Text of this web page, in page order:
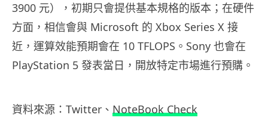
3900 元），初期只會提供基本規格的版本；在硬件
方面，相信會與 Microsoft 的 Xbox Series X 接
近，運算效能預期會在 10 TFLOPS 。 Sony 也會在
PlayStation 5 發表當日，開放特定市場進行預購。
資料來源：Twitter、 NoteBook Check